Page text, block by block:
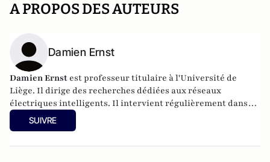
A PROPOS DES AUTEURS
Damien Ernst
Damien Ernst est professeur titulaire à l'Université de
Liège. Il dirige des recherches dédiées aux réseaux
électriques intelligents. Il intervient régulièrement dans
les médias sur les sujets liés à l'énergie.
SUIVRE